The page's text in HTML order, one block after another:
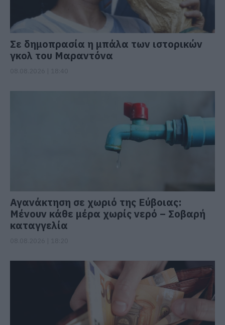
Σε δημοπρασία η μπάλα των ιστορικών
γκολ του Μαραντόνα
Αγανάκτηση σε χωριό της Εύβοιας:
Μένουν κάθε μέρα χωρίς νερό – Σοβαρή
καταγγελία